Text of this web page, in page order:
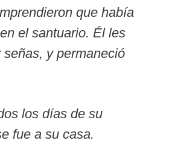
que había
el santuario. Él les
señas, y permaneció
los días de su
fue a su casa.